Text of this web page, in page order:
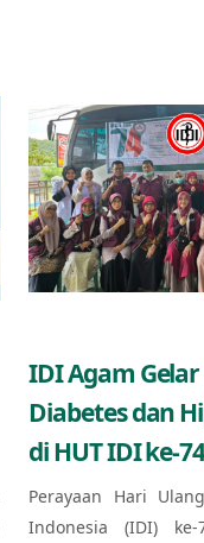
IDI Agam
Diabetes dan
di HUT IDI ke-
Perayaan Hari
Indonesia (IDI)